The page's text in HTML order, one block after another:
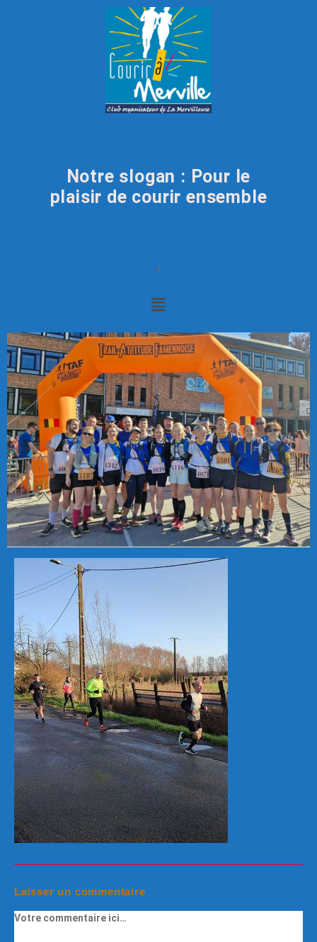
Notre slogan : Pour le
plaisir de courir ensemble
Laisser un commentaire